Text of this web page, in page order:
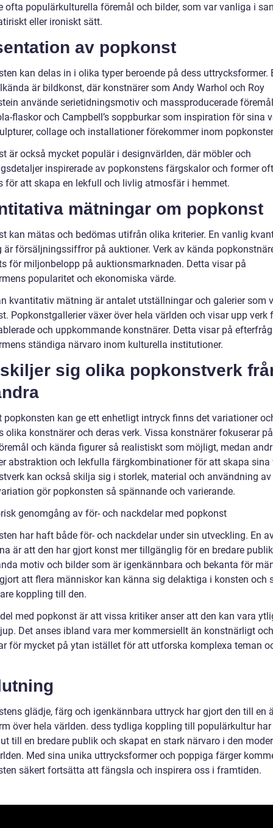
ofta populärkulturella föremål och bilder, som var vanliga i
eller ironiskt sätt.
av popkonst
kan delas in i olika typer beroende på dess uttrycksformer.
är bildkonst, där konstnärer som Andy Warhol och Roy
använde serietidningsmotiv och massproducerade
flaskor och Campbell’s soppburkar som inspiration för sina
collage och installationer förekommer inom
är också mycket populär i designvärlden, där möbler och
inspirerade av popkonstens färgskalor och former
för att skapa en lekfull och livlig atmosfär i hemmet.
mätningar om popkonst
kan mätas och bedömas utifrån olika kriterier. En vanlig
är försäljningssiffror på auktioner. Verk av kända
för miljonbelopp på auktionsmarknaden. Detta visar på
popularitet och ekonomiska värde.
kvantitativ mätning är antalet utställningar och galerier som
Popkonstgallerier växer över hela världen och visar upp verk
och uppkommande konstnärer. Detta visar på
ständiga närvaro inom kulturella institutioner.
sig olika popkonstverk
popkonsten kan ge ett enhetligt intryck finns det variationer
olika konstnärer och deras verk. Vissa konstnärer fokuserar
och kända figurer så realistiskt som möjligt, medan
abstraktion och lekfulla färgkombinationer för att skapa sina
kan också skilja sig i storlek, material och användning
gör popkonsten så spännande och varierande.
genomgång av för- och nackdelar med popkonst
har haft både för- och nackdelar under sin utveckling. En
är att den har gjort konst mer tillgänglig för en bredare
motiv och bilder som är igenkännbara och bekanta för
att flera människor kan känna sig delaktiga i konsten och
koppling till den.
med popkonst är att vissa kritiker anser att den kan vara
Det anses ibland vara mer kommersiellt än konstnärligt
för mycket på ytan istället för att utforska komplexa teman
glädje, färg och igenkännbara uttryck har gjort den till en
över hela världen. dess tydliga koppling till populärkultur
till en bredare publik och skapat en stark närvaro i den
Med sina unika uttrycksformer och poppiga färger
säkert fortsätta att fängsla och inspirera oss i framtiden.